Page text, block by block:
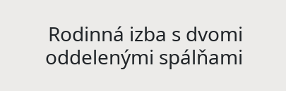
Rodinná izba s dvomi
oddelenými spálňami